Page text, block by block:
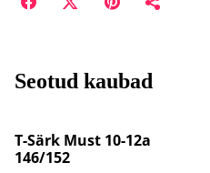
Seotud kaubad
%
T-Särk Must 10-12a
146/152